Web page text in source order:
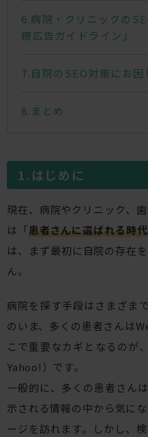
病院・クリニックの
療広告ガイドライン」
自院のSEO対策にお困
まとめ
はじめに
現在、病院やクリニック、
は「患者さんに選ばれる時代
は、まず最初に自院の存在
ん。
病院を探す手段はさまざま
のいま、多くの患者さんは
こで重要なカギとなるのが
Yahoo!）です。
一般的に、多くの患者さん
示される情報の中から気に
ージを訪れます。しかし、